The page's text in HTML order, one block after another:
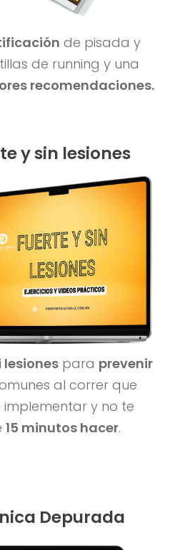
de pisada y
de running y una
recomendaciones.
y sin lesiones
para prevenir
al correr que
y no te
15 minutos hacer.
Depurada